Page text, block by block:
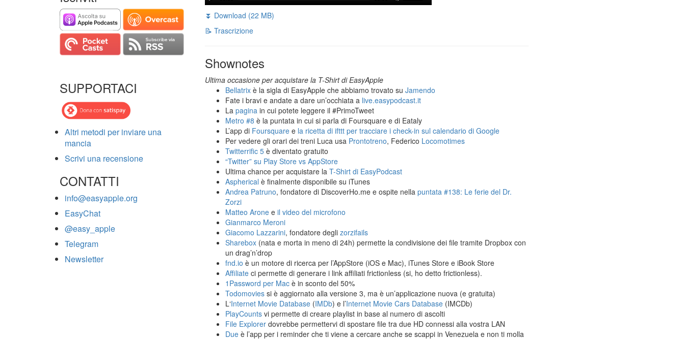
SUPPORTACI
Altri metodi per inviare una
mancia
Scrivi una recensione
CONTATTI
info@easyapple.org
EasyChat
@easy_apple
Telegram
Newsletter
⏬ Download (22 MB)
📝 Trascrizione
Shownotes
Ultima occasione per acquistare la T-Shirt di EasyApple
Bellatrix è la sigla di EasyApple che abbiamo trovato su Jamendo
Fate i bravi e andate a dare un’occhiata a live.easypodcast.it
La pagina in cui potete leggere il #PrimoTweet
Metro #8 è la puntata in cui si parla di Foursquare e di Eataly
L’app di Foursquare e la ricetta di ifttt per tracciare i check-in sul calendario di Google
Per vedere gli orari dei treni Luca usa Prontotreno, Federico Locomotimes
Twitterrific 5 è diventato gratuito
“Twitter” su Play Store vs AppStore
Ultima chance per acquistare la T-Shirt di EasyPodcast
Aspherical è finalmente disponibile su iTunes
Andrea Patruno, fondatore di DiscoverHo.me e ospite nella puntata #138: Le ferie del Dr.
Zorzi
Matteo Arone e il video del microfono
Gianmarco Meroni
Giacomo Lazzarini, fondatore degli zorzifails
Sharebox (nata e morta in meno di 24h) permette la condivisione dei file tramite Dropbox con
un drag’n’drop
fnd.io è un motore di ricerca per l’AppStore (iOS e Mac), iTunes Store e iBook Store
Affiliate ci permette di generare i link affiliati frictionless (si, ho detto frictionless).
1Password per Mac è in sconto del 50%
Todomovies si è aggiornato alla versione 3, ma è un’applicazione nuova (e gratuita)
L‘Internet Movie Database (IMDb) e l’Internet Movie Cars Database (IMCDb)
PlayCounts vi permette di creare playlist in base al numero di ascolti
File Explorer dovrebbe permettervi di spostare file tra due HD connessi alla vostra LAN
Due è l’app per i reminder che ti viene a cercare anche se scappi in Venezuela e non ti molla